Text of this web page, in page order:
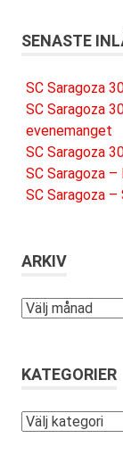
SENASTE
SC Saragoza
SC Saragoza
evenemanget
SC Saragoza
SC Saragoza –
SC Saragoza –
ARKIV
Arkiv
KATEGORIER
Kategorier